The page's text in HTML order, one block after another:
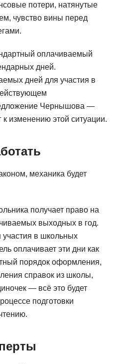
потери, натянутые
чувство вины перед
оплачиваемый
дней.
дней для участия в
Чернышова —
изменению этой ситуации.
механика будет
получает право на
выходных в год.
участия в школьных
оплачивает эти дни как
порядок оформления,
справок из школы,
— всё это будет
подготовки